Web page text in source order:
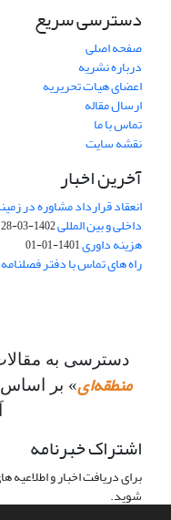
دسترسی سریع
صفحه اصلی
درباره نشریه
اعضای هیات تحریریه
ارسال مقاله
تماس با ما
نقشه سایت
آخرین اخبار
انعقاد قرارداد مشاوره در
داخلی و بین المللی1402-03-28
هزینه داوری1401-01-01
راه های تماس با دفتر فصلنامه
دسترسی به
منطقه‌ای» بر
اشتراک خبرنامه
برای دریافت اخبار و
شوید.